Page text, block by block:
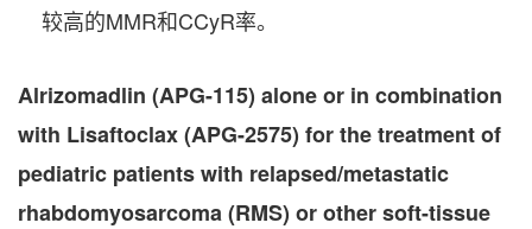
较高的MMR和CCyR率。
Alrizomadlin (APG-115) alone or in combination
with Lisaftoclax (APG-2575) for the treatment of
pediatric patients with relapsed/metastatic
rhabdomyosarcoma (RMS) or other soft-tissue